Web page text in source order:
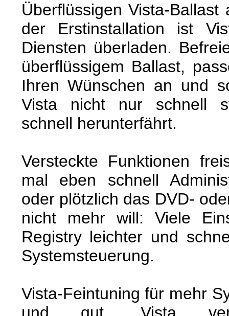
Überflüssigen Vista-
der Erstinstallation ist
Diensten überladen.
überflüssigem Ballast,
Ihren Wünschen an und
Vista nicht nur schnell
schnell herunterfährt.
Versteckte Funktionen
mal eben schnell
oder plötzlich das DVD-
nicht mehr will: Viele
Registry leichter und
Systemsteuerung.
Vista-Feintuning für mehr